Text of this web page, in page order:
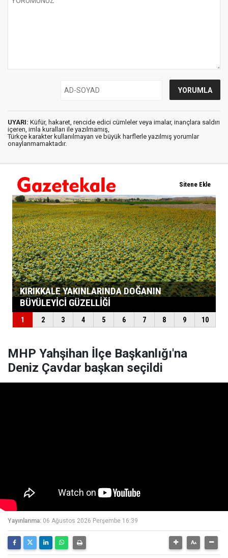
UYARI: Küfür, hakaret, rencide edici cümleler veya imalar, inançlara saldırı
içeren, imla kuralları ile yazılmamış,
Türkçe karakter kullanılmayan ve büyük harflerle yazılmış yorumlar
onaylanmamaktadır.
MHP Yahşihan İlçe Başkanlığı'na
Deniz Çavdar başkan seçildi
Yayınlanma: 06 Ağustos 2026 Perşembe 16:39